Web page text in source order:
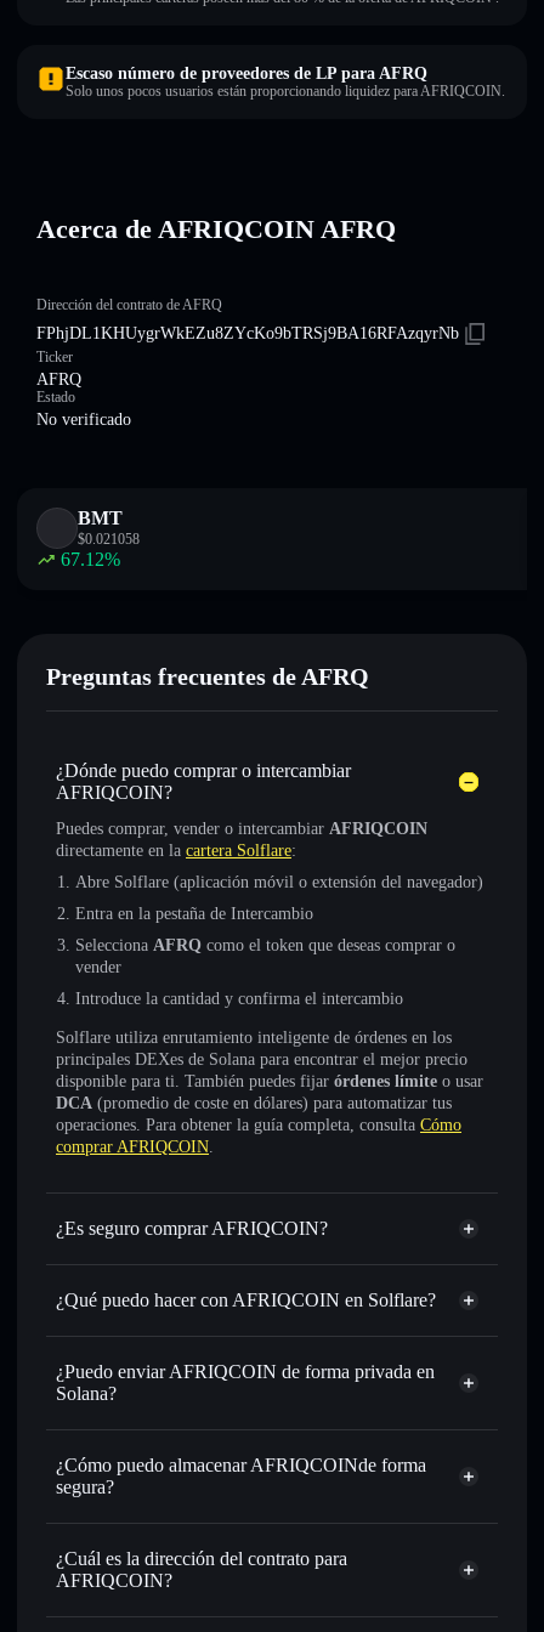
Escaso número de proveedores de LP para AFRQ
Solo unos pocos usuarios están proporcionando liquidez para AFRIQCOIN.
Acerca de AFRIQCOIN AFRQ
Dirección del contrato de AFRQ
FPhjDL1KHUygrWkEZu8ZYcKo9bTRSj9BA16RFAzqyrNb
Ticker
AFRQ
Estado
No verificado
BMT
$0.021058
67.12%
Preguntas frecuentes de AFRQ
¿Dónde puedo comprar o intercambiar
AFRIQCOIN?
Puedes comprar, vender o intercambiar AFRIQCOIN
directamente en la cartera Solflare:
Abre Solflare (aplicación móvil o extensión del navegador)
Entra en la pestaña de Intercambio
Selecciona AFRQ como el token que deseas comprar o
vender
Introduce la cantidad y confirma el intercambio
Solflare utiliza enrutamiento inteligente de órdenes en los
principales DEXes de Solana para encontrar el mejor precio
disponible para ti. También puedes fijar órdenes límite o usar
DCA (promedio de coste en dólares) para automatizar tus
operaciones. Para obtener la guía completa, consulta Cómo
comprar AFRIQCOIN.
¿Es seguro comprar AFRIQCOIN?
AFRIQCOIN no está verificado
¿Qué puedo hacer con AFRIQCOIN en Solflare?
AFRIQCOIN
cartera de Solflare
Intercambiar al instante: operar con AFRQ para SOL,
USDC o miles de otros tokens de Solana con enrutamiento
tu precio objetivo para AFRQ
Utilizar DCA
largo del tiempo
Enviar de forma privada
: transferir AFRQ sin vincular
públicamente las carteras usando el agregador de privacidad
integrado de Solflare
¿Puedo enviar AFRIQCOIN de forma privada en
Solana?
agregador de privacidad
¿Cómo puedo almacenar AFRIQCOINde forma
segura?
AFRIQCOIN
¿Cuál es la dirección del contrato para
AFRIQCOIN?
AFRIQCOIN